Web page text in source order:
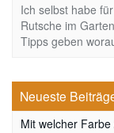
Ich selbst habe
Rutsche im
Tipps geben
Neueste
Mit welcher